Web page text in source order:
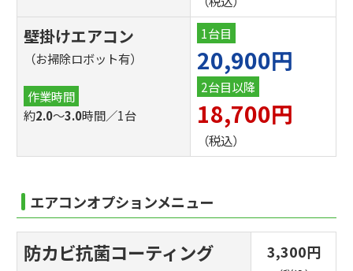
壁掛けエアコン
（お掃除ロボット有）
作業時間
約2.0～3.0時間／1台
1台目
20,900円
2台目以降
18,700円
（税込）
エアコンオプションメニュー
防カビ抗菌コーティング 3,300円